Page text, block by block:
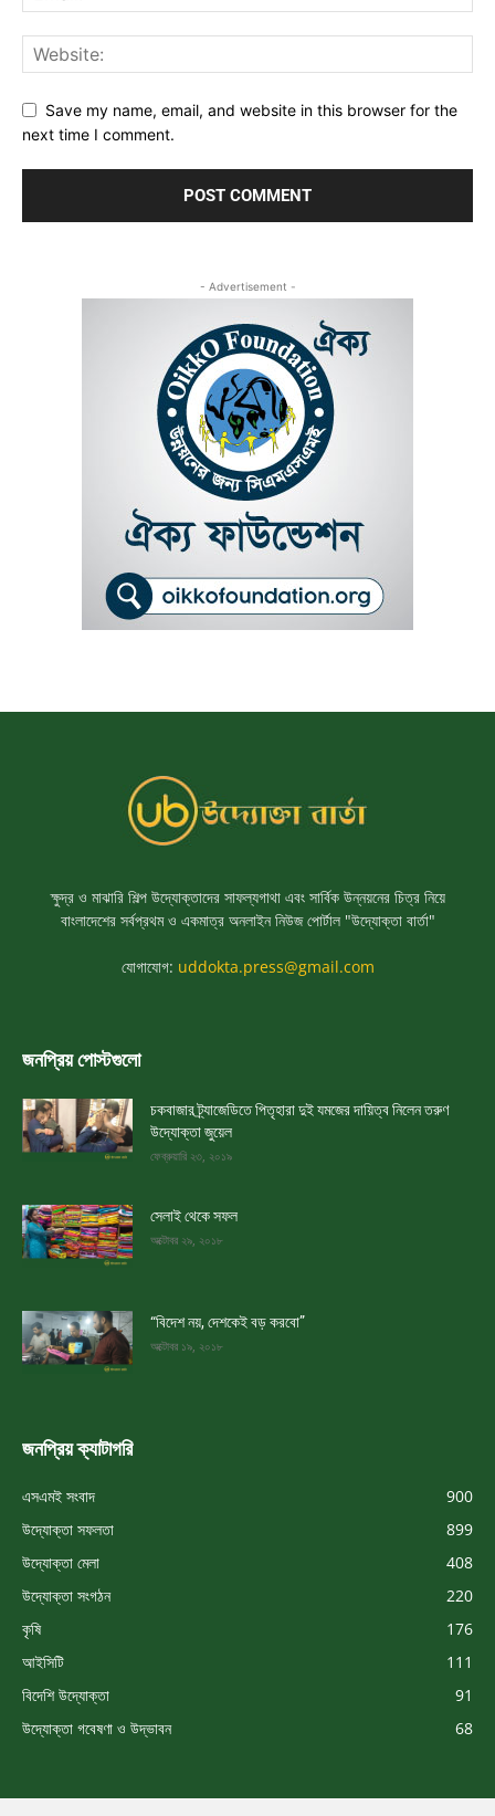
Save my name, email, and website in this browser for the
next time I comment.
- Advertisement -
ক্ষুদ্র ও মাঝারি শিল্প উদ্যোক্তাদের সাফল্যগাথা এবং সার্বিক উন্নয়নের চিত্র নিয়ে
বাংলাদেশের সর্বপ্রথম ও একমাত্র অনলাইন নিউজ পোর্টাল "উদ্যোক্তা বার্তা"
যোগাযোগ: uddokta.press@gmail.com
জনপ্রিয় পোস্টগুলো
চকবাজার ট্র্যাজেডিতে পিতৃহারা দুই যমজের দায়িত্ব নিলেন তরুণ
উদ্যোক্তা জুয়েল
ফেব্রুয়ারি ২৩, ২০১৯
সেলাই থেকে সফল
অক্টোবর ২৯, ২০১৮
“বিদেশ নয়, দেশকেই বড় করবো”
অক্টোবর ১৯, ২০১৮
জনপ্রিয় ক্যাটাগরি
এসএমই সংবাদ
900
উদ্যোক্তা সফলতা
899
উদ্যোক্তা মেলা
408
উদ্যোক্তা সংগঠন
220
কৃষি
176
আইসিটি
111
বিদেশি উদ্যোক্তা
91
উদ্যোক্তা গবেষণা ও উদ্ভাবন
68